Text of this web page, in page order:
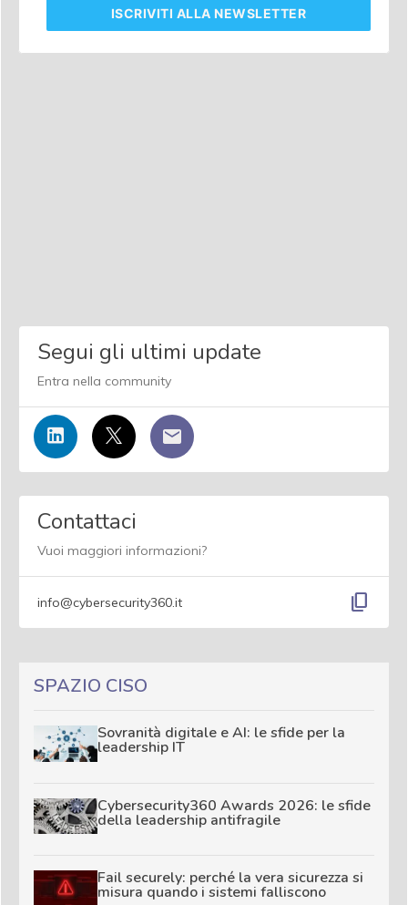
ISCRIVITI ALLA NEWSLETTER
Segui gli ultimi update
Entra nella community
Contattaci
Vuoi maggiori informazioni?
info@cybersecurity360.it content_copy
SPAZIO CISO
Sovranità digitale e AI: le sfide per la
leadership IT
Cybersecurity360 Awards 2026: le sfide
della leadership antifragile
Fail securely: perché la vera sicurezza si
misura quando i sistemi falliscono